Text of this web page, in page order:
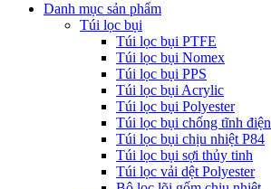
Danh mục sản phẩm
Túi lọc bụi
Túi lọc bụi PTFE
Túi lọc bụi Nomex
Túi lọc bụi PPS
Túi lọc bụi Acrylic
Túi lọc bụi Polyester
Túi lọc bụi chống tĩnh điện
Túi lọc bụi chịu nhiệt P84
Túi lọc bụi sợi thủy tinh
Túi lọc vải dệt Polyester